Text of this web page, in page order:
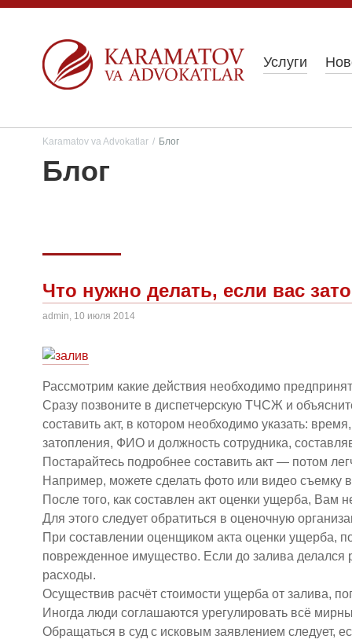
Услуги
Karamatov va Advokatlar / Блог
Блог
Что нужно делать, если вас
admin, 10 июля 2014
Рассмотрим какие действия необходимо
Сразу позвоните в диспетчерскую ТЧСЖ и
составить акт, в котором необходимо указать:
затопления, ФИО и должность сотрудника,
Постарайтесь подробнее составить акт — потом
Например, можете сделать фото или видео съемку
После того, как составлен акт оценки ущерба, Вам
Для этого следует обратиться в оценочную
При составлении оценщиком акта оценки ущерба,
поврежденное имущество. Если до залива
расходы.
Осуществив расчёт стоимости ущерба от залива,
Иногда люди соглашаются урегулировать всё
Обращаться в суд с исковым заявлением следует,